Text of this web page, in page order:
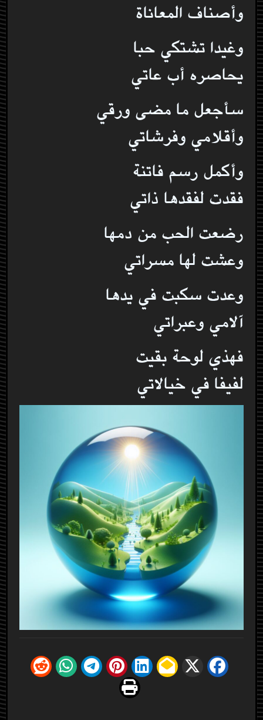
وأصناف المعاناة
وغيدا تشتكي حبا
يحاصره أب عاتي
سأجعل ما مضى ورقي
وأقلامي وفرشاتي
وأكمل رسم فاتنة
فقدت لفقدها ذاتي
رضعت الحب من دمها
وعشت لها مسراتي
وعدت سكبت في يدها
آلامي وعبراتي
فهذي لوحة بقيت
لفيفا في خيالاتي